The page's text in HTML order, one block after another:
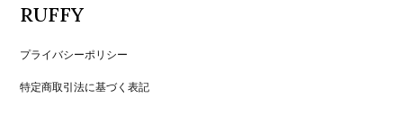
RUFFY
プライバシーポリシー
特定商取引法に基づく表記